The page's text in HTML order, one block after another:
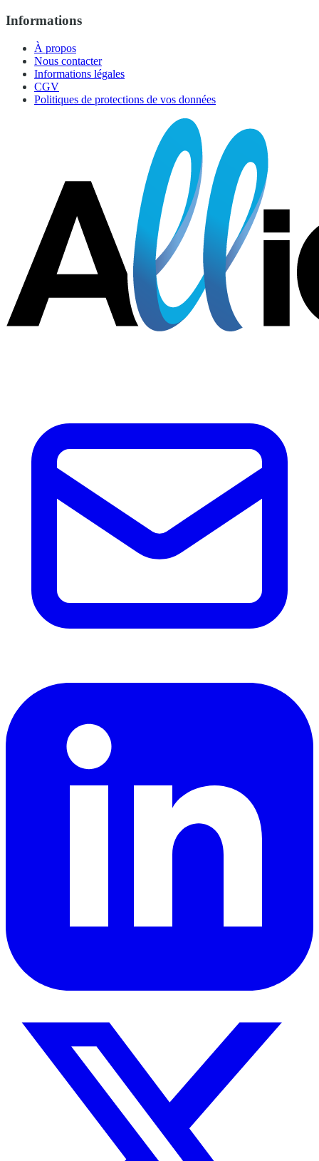
Informations
À propos
Nous contacter
Informations légales
CGV
Politiques de protections de vos données